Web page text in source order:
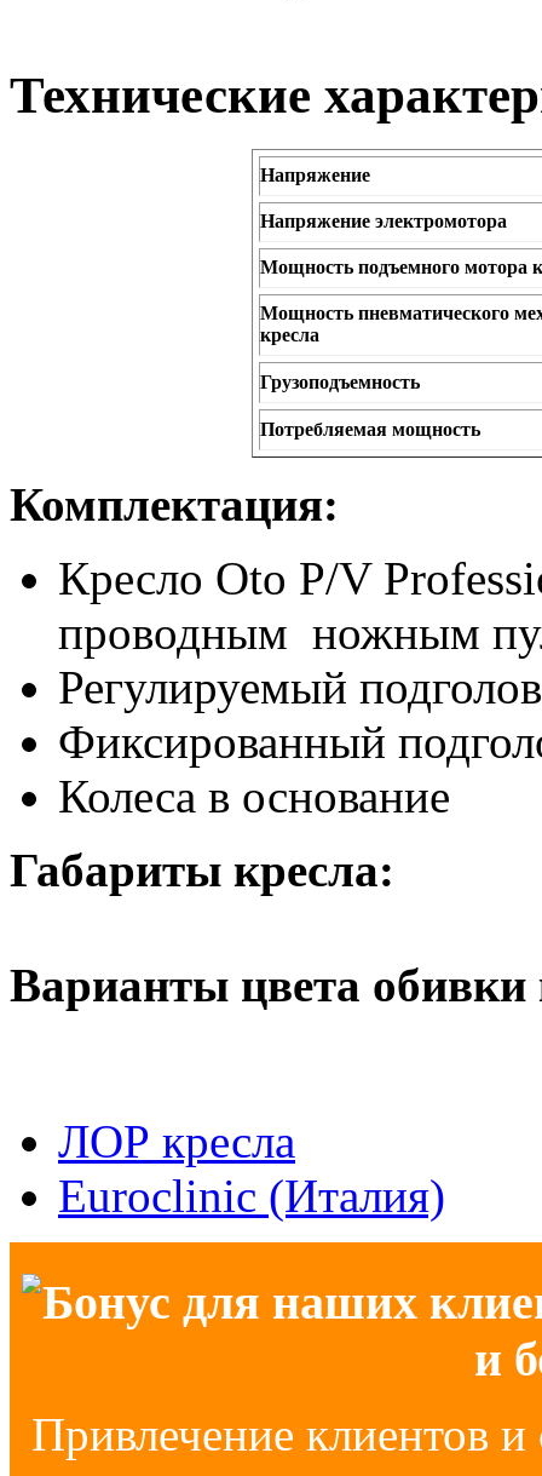
Технические
Напряжение
Напряжение электромотора
Мощность подъемного мотора
Мощность пневматического
кресла
Грузоподъемность
Потребляемая мощность
Комплектация:
Кресло Oto P/V
проводным ножным
Регулируемый
Фиксированный
Колеса в основание
Габариты кресла:
Варианты цвета обивки
ЛОР кресла
Euroclinic (Италия)
Бонус для наших
и
Привлечение клиентов и